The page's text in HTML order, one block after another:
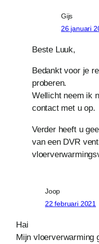
Gijs
26 januari
Beste Luuk,
Bedankt voor je
proberen.
Wellicht neem ik
contact met u op.
Verder heeft u
van een DVR
Joop
22 februari 2021
Hai
Mijn vloerverwarming